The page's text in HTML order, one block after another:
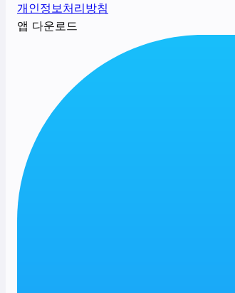
개인정보처리방침
앱 다운로드